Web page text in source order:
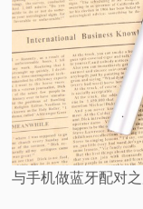
与手机做蓝牙配对